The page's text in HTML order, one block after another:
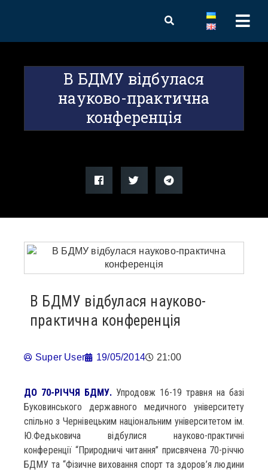
В БДМУ відбулася
науково-практична
конференція
В БДМУ відбулася науково-
практична конференція
Super User 19/05/2014 21:00
ДО 70-РІЧЧЯ БДМУ. Упродовж 16-19 травня на базі
Буковинського державного медичного університету
спільно з Чернівецьким національним університетом ім.
Ю.Федьковича відбулися науково-практичні
конференції “Природничі читання” присвячена 70-річчю
БДМУ та “Фізичне виховання спорт та здоров’я людини